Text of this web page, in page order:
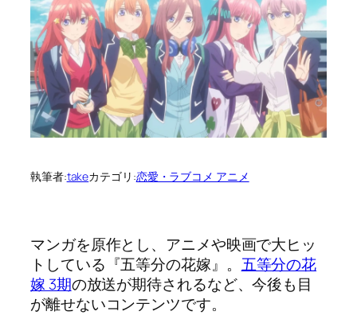
執筆者:takeカテゴリ:恋愛・ラブコメ アニメ
マンガを原作とし、アニメや映画で大ヒッ
トしている『五等分の花嫁』。 五等分の花
嫁 3期の放送が期待されるなど、今後も目
が離せないコンテンツです。